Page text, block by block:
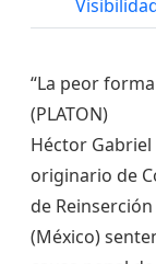
“La peor
(PLATON)
Héctor
originario de
de
(México)